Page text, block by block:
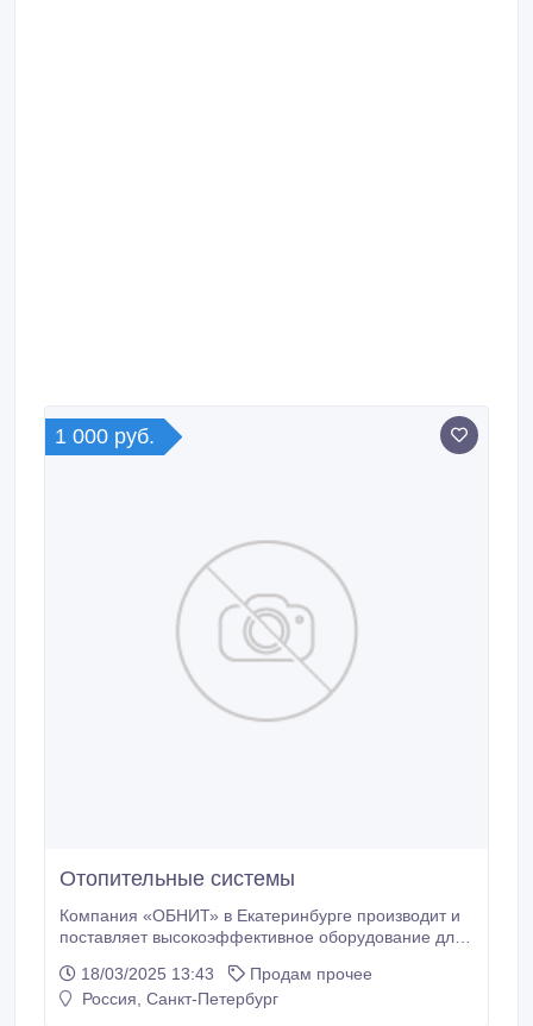
1 000 руб.
Отопительные системы
Компания «ОБНИТ» в Екатеринбурге производит и
поставляет высокоэффективное оборудование для
автоматические и полуавтоматические котлы,
воздухонагреватели, промышленные
18/03/2025 13:43
Продам прочее
Россия, Санкт-Петербург